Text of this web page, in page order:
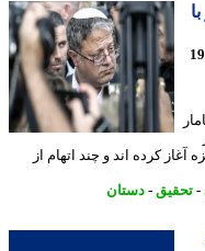
کرده اند و چند اتهام از
-دستان